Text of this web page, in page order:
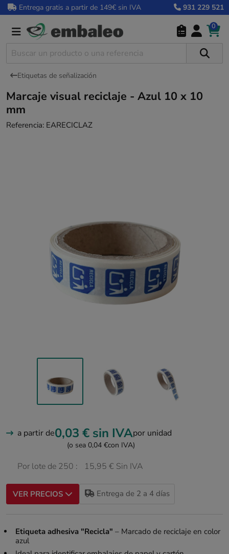
Entrega gratis a partir de 149€ sin IVA 931 229 521
0
Etiquetas de señalización
Marcaje visual reciclaje - Azul 10 x 10
mm
Referencia: EARECICLAZ
a partir de0,03 € sin IVApor unidad
(o sea 0,04 €con IVA)
Por lote de 250 : 15,95 € Sin IVA
VER PRECIOS Entrega de 2 a 4 días
Etiqueta adhesiva "Recicla" – Marcado de reciclaje en color
azul